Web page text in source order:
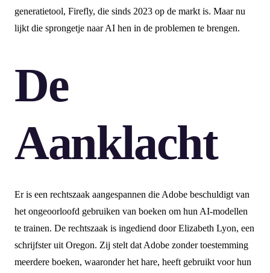
generatietool, Firefly, die sinds 2023 op de markt is. Maar nu
lijkt die sprongetje naar AI hen in de problemen te brengen.
De
Aanklacht
Er is een rechtszaak aangespannen die Adobe beschuldigt van
het ongeoorloofd gebruiken van boeken om hun AI-modellen
te trainen. De rechtszaak is ingediend door Elizabeth Lyon, een
schrijfster uit Oregon. Zij stelt dat Adobe zonder toestemming
meerdere boeken, waaronder het hare, heeft gebruikt voor hun